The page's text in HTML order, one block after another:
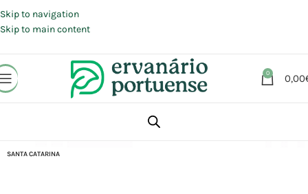
Skip to navigation
Skip to main content
0 0,00
Conservas | Enchidos | Enlatados
SANTA CATARINA